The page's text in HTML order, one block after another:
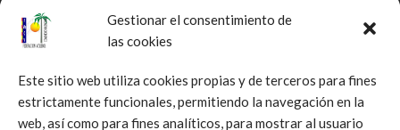
Gestionar el consentimiento de
las cookies
Este sitio web utiliza cookies propias y de terceros para fines
estrictamente funcionales, permitiendo la navegación en la
web, así como para fines analíticos, para mostrar al usuario